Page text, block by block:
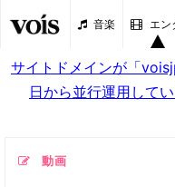
音楽 エン
サイトドメインが「
日から並行運用して
動画